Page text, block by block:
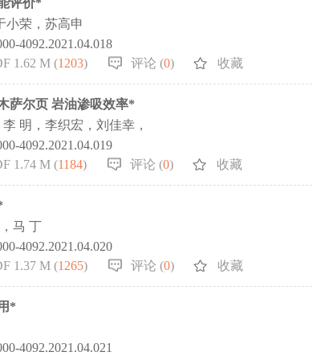
评价*
小荣，苏高申
4092.2021.04.018
1.62 M (1203) 评论 (0) 收藏
萨尔页 岩油渗吸效率*
明，李织宏，刘佳幸，
4092.2021.04.019
1.74 M (1184) 评论 (0) 收藏
马 丁
4092.2021.04.020
1.37 M (1265) 评论 (0) 收藏
*
4092.2021.04.021